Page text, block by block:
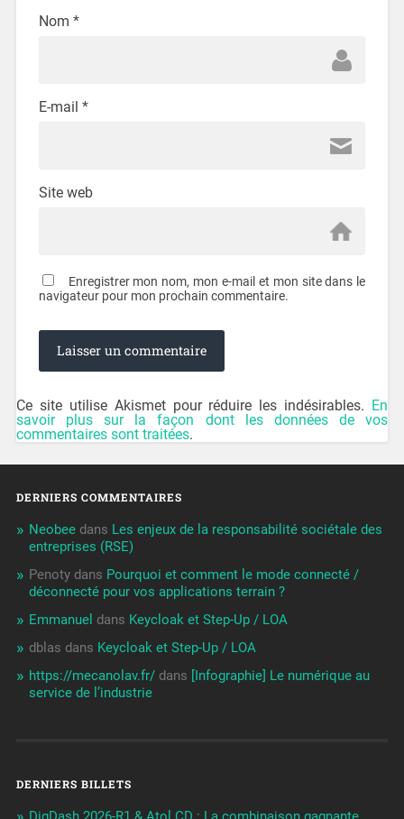
Nom *
E-mail *
Site web
Enregistrer mon nom, mon e-mail et mon site dans le
navigateur pour mon prochain commentaire.
Ce site utilise Akismet pour réduire les indésirables. En
savoir plus sur la façon dont les données de vos
commentaires sont traitées.
DERNIERS COMMENTAIRES
Neobeedans Les enjeux de la responsabilité sociétale des
entreprises (RSE)
Penotydans Pourquoi et comment le mode connecté /
déconnecté pour vos applications terrain ?
Emmanuel dans Keycloak et Step-Up / LOA
dblas dans Keycloak et Step-Up / LOA
https://mecanolav.fr/dans
[Infographie] Le numérique au
service de l’industrie
DERNIERS BILLETS